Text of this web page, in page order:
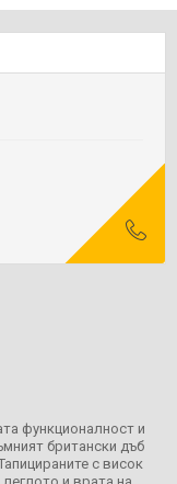
функционалност и
британски дъб
с висок